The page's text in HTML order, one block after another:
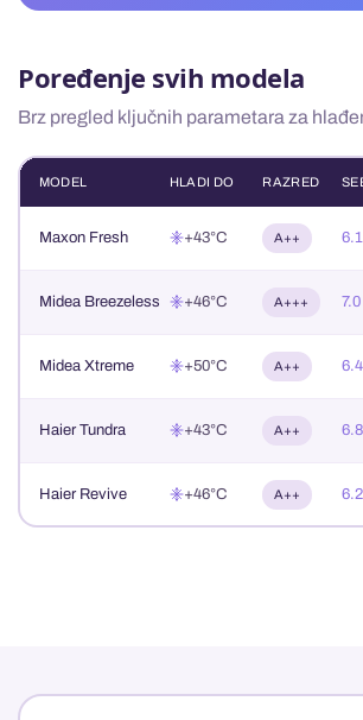
Poređenje svih modela
Brz pregled ključnih parametara za
MODEL HLADI DO RAZRED
Maxon Fresh +43°C A++ 6.1
Midea Breezeless +46°C A+++ 7.0
Midea Xtreme +50°C A++ 6.4
Haier Tundra +43°C A++ 6.8
Haier Revive +46°C A++ 6.2